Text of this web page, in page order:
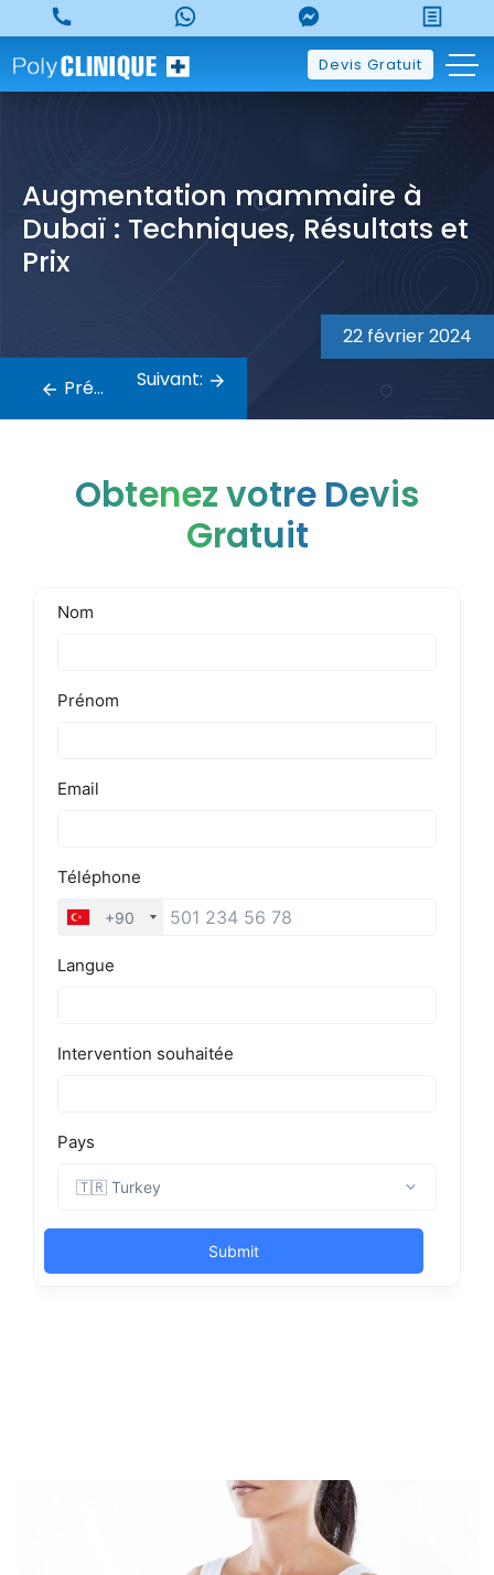
to
content
Devis Gratuit
Augmentation mammaire à
Dubaï : Techniques, Résultats et
Prix
22 février 2024
de
l’article
Précédent: Suivant:
Obtenez votre Devis
Gratuit